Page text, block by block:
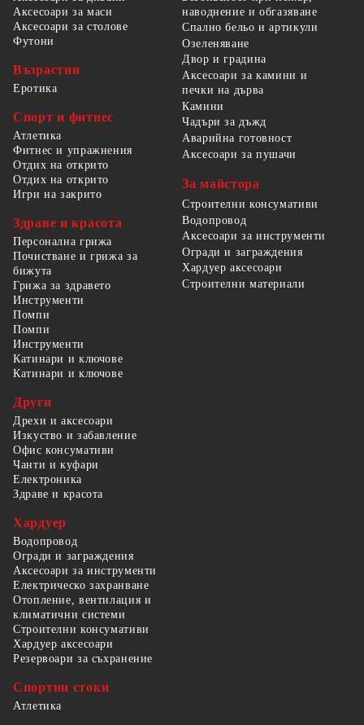
Аксесоари за маси
Аксесоари за столове
Футони
Възрастни
Еротика
Спорт и фитнес
Атлетика
Фитнес и упражнения
Отдих на открито
Отдих на открито
Игри на закрито
Здраве и красота
Персонална грижа
Почистване и грижа за
бижута
Грижа за здравето
наводнение и обгазяване
Спално бельо и артикули
Озеленяване
Двор и градина
Аксесоари за камини и
печки на дърва
Камини
Чадъри за дъжд
Аварийна готовност
Аксесоари за пушачи
За майстора
Строителни консумативи
Водопровод
Аксесоари за инструменти
Огради и заграждения
Хардуер аксесоари
Строителни материали
Инструменти
Помпи
Помпи
Инструменти
Катинари и ключове
Катинари и ключове
Други
Дрехи и аксесоари
Изкуство и забавление
Офис консумативи
Чанти и куфари
Електроника
Здраве и красота
Хардуер
Водопровод
Огради и заграждения
Аксесоари за инструменти
Електрическо захранване
Отопление, вентилация и
климатични системи
Строителни консумативи
Хардуер аксесоари
Резервоари за съхранение
Спортни стоки
Атлетика